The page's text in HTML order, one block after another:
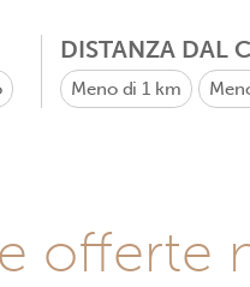
DISTANZA DAL
Meno di 1 km
offerte